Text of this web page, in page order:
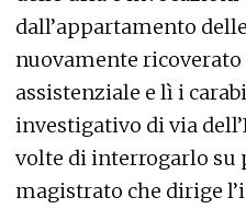
dall’appartamento
nuovamente
assistenziale e lì i
investigativo di via
volte di interrogarlo su
magistrato che dirige